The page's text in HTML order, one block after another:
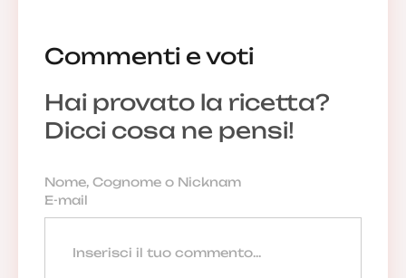
Commenti e voti
Hai provato la ricetta?
Dicci cosa ne pensi!